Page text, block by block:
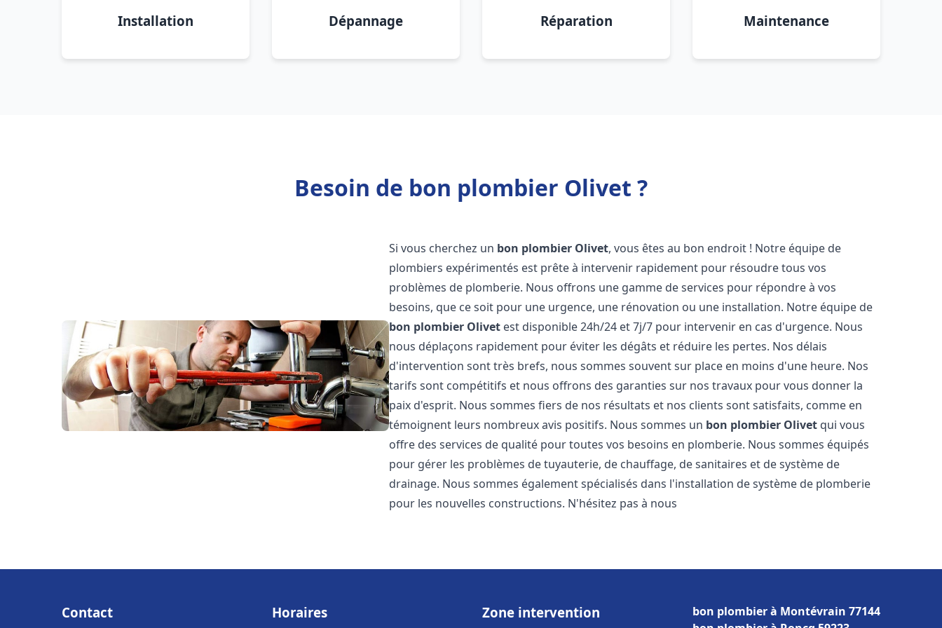
Installation Dépannage Réparation Maintenance
Besoin de bon plombier Olivet ?
Si vous cherchez un bon plombier Olivet, vous êtes au bon endroit ! Notre équipe de
plombiers expérimentés est prête à intervenir rapidement pour résoudre tous vos
problèmes de plomberie. Nous offrons une gamme de services pour répondre à vos
besoins, que ce soit pour une urgence, une rénovation ou une installation. Notre équipe de
bon plombier Olivet est disponible 24h/24 et 7j/7 pour intervenir en cas d'urgence. Nous
nous déplaçons rapidement pour éviter les dégâts et réduire les pertes. Nos délais
d'intervention sont très brefs, nous sommes souvent sur place en moins d'une heure. Nos
tarifs sont compétitifs et nous offrons des garanties sur nos travaux pour vous donner la
paix d'esprit. Nous sommes fiers de nos résultats et nos clients sont satisfaits, comme en
témoignent leurs nombreux avis positifs. Nous sommes un bon plombier Olivet qui vous
offre des services de qualité pour toutes vos besoins en plomberie. Nous sommes équipés
pour gérer les problèmes de tuyauterie, de chauffage, de sanitaires et de système de
drainage. Nous sommes également spécialisés dans l'installation de système de plomberie
pour les nouvelles constructions. N'hésitez pas à nous
Contact Horaires Zone intervention
bon plombier à Montévrain 77144